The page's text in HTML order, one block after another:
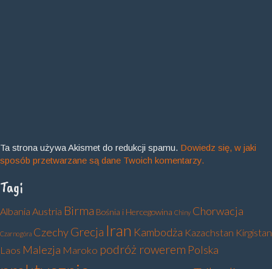
Ta strona używa Akismet do redukcji spamu. Dowiedz się, w jaki
sposób przetwarzane są dane Twoich komentarzy.
Tagi
Albania Austria Birma Bośnia i Hercegowina Chiny Chorwacja
Czarnogóra CzechyGrecja Iran Kambodża Kazachstan Kirgistan
Laos Malezja Maroko podróż rowerem Polska